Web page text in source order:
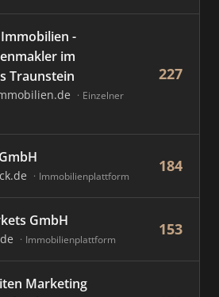
-
im
Traunstein
Einzelner
227
Immobilienplattform
184
GmbH
Immobilienplattform
153
Marketing